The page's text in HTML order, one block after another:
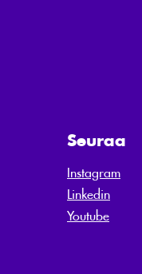
Seuraa
Instagram
Linkedin
Youtube